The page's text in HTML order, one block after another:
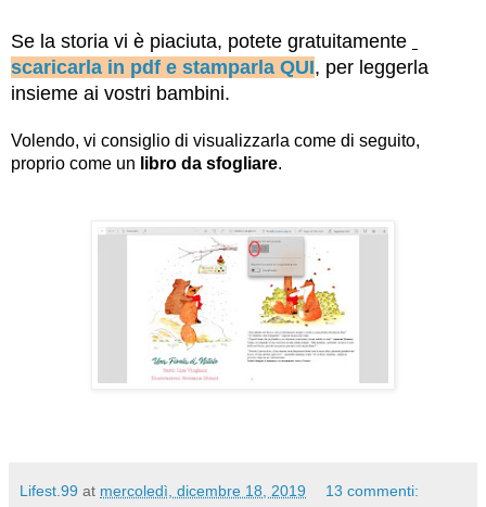
scaricarla in pdf e stamparla QUI, per leggerla
insieme ai vostri bambini.
Volendo, vi consiglio di visualizzarla come di seguito,
proprio come un libro da sfogliare.
Lifest.99 at mercoledì, dicembre 18, 2019 13 commenti: